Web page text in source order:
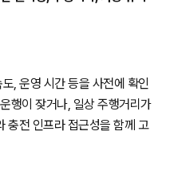
, 운영 시간 등을 사전에 확인
행이 잦거나, 일상 주행거리가
충전 인프라 접근성을 함께 고